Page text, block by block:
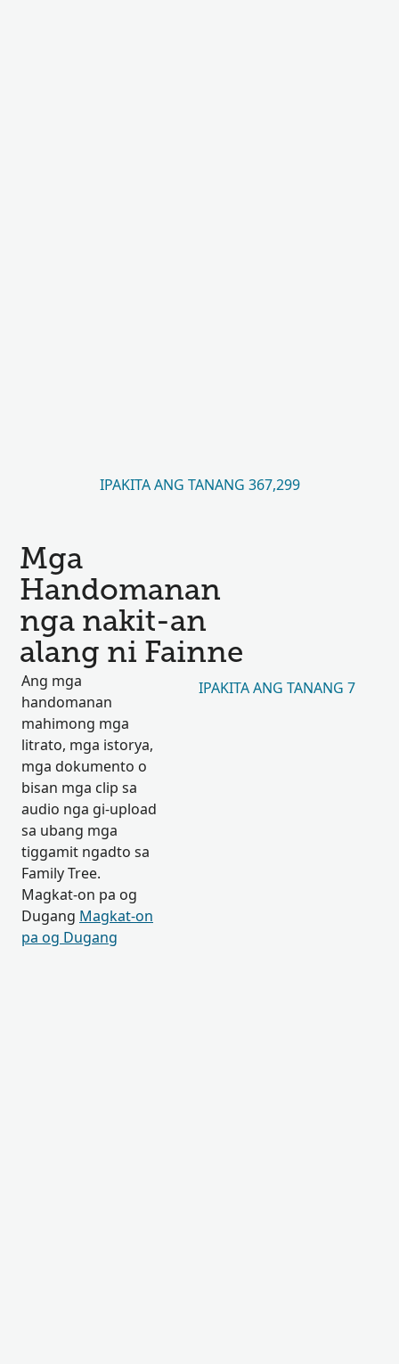
IPAKITA ANG TANANG 367,299
Mga
Handomanan
nga nakit-an
alang ni Fainne
Ang mga
handomanan
mahimong mga
litrato, mga istorya,
mga dokumento o
bisan mga clip sa
audio nga gi-upload
sa ubang mga
tiggamit ngadto sa
Family Tree.
Magkat-on pa og
Dugang Magkat-on
pa og Dugang
IPAKITA ANG TANANG 7